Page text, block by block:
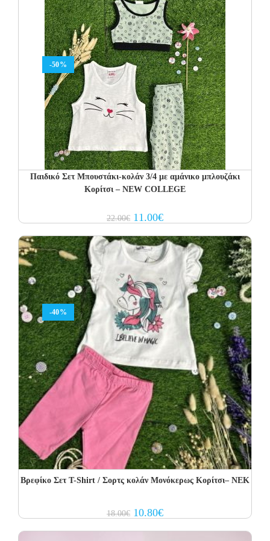
-50%
Παιδικό Σετ Μπουστάκι-κολάν 3/4 με αμάνικο μπλουζάκι
Κορίτσι – NEW COLLEGE
22.00€ Original
price
22.00€.
11.00€Current
price
11.00€.
-40%
Βρεφίκο Σετ T-Shirt / Σορτς κολάν Μονόκερως Κορίτσι– NEK
18.00€ Original
price
10.80€Current
price